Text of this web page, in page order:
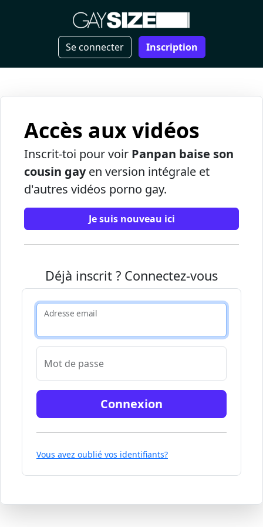
Se connecter Inscription
Accès aux vidéos
Inscrit-toi pour voir Panpan baise son
cousin gayen version intégrale et
d'autres vidéos porno gay.
Je suis nouveau ici
Déjà inscrit ? Connectez-vous
Adresse email
Mot de passe
Connexion
Vous avez oublié vos identifiants?